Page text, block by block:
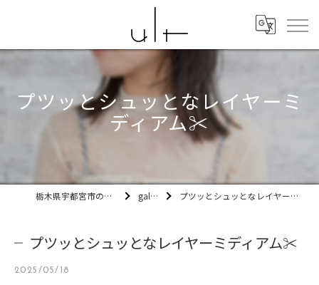
プツッとシュッとなレイヤーミ
ディアム✂️
栃木県宇都宮市の美容室ult gallery プツッとシュッとなレイヤーミディアム✂️
プツッとシュッとなレイヤーミディアム✂️
2025/05/18